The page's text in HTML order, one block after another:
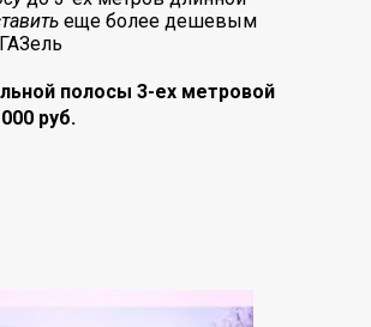
еще более дешевым
полосы 3-ех метровой
руб.